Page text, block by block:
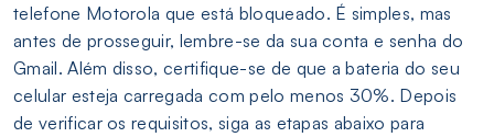
telefone Motorola que está bloqueado. É simples, mas
antes de prosseguir, lembre-se da sua conta e senha do
Gmail. Além disso, certifique-se de que a bateria do seu
celular esteja carregada com pelo menos 30%. Depois
de verificar os requisitos, siga as etapas abaixo para